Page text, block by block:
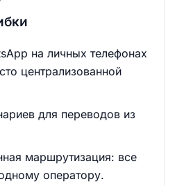
на личных телефонах
централизованной
для переводов из
маршрутизация: все
оператору.